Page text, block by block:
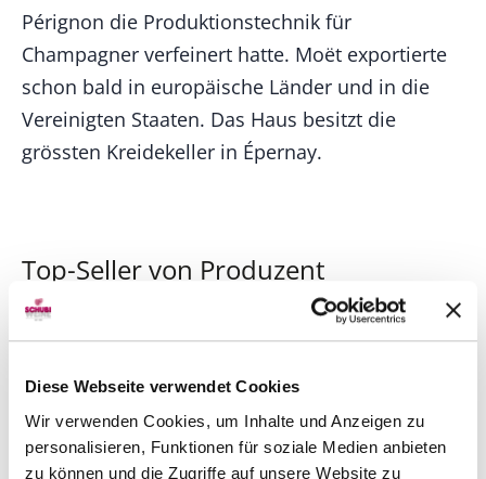
Diese Webseite verwendet Cookies
Wir verwenden Cookies, um Inhalte und Anzeigen zu
personalisieren, Funktionen für soziale Medien anbieten
zu können und die Zugriffe auf unsere Website zu
Pérignon die Produktionstechnik für
Champagner verfeinert hatte. Moët exportierte
schon bald in europäische Länder und in die
Vereinigten Staaten. Das Haus besitzt die
grössten Kreidekeller in Épernay.
Top-Seller von Produzent
8% Rabatt
92